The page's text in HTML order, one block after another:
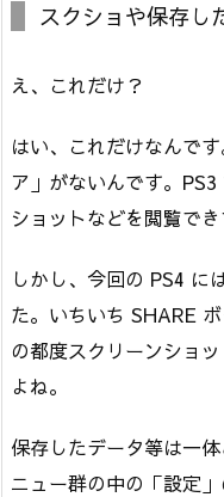
スクショや保存し
え、これだけ？
はい、これだけなんで
ア」がないんです。
ショットなどを閲覧でき
しかし、今回の PS4 に
た。いちいち SHARE
の都度スクリーンショ
よね。
保存したデータ等は一
ニュー群の中の「設定